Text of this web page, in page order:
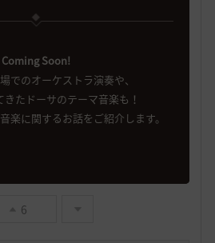
Coming Soon!
でのオーケストラ演奏や、
きたドーサのテーマ音楽も！
楽に関するお話をご紹介します。
6